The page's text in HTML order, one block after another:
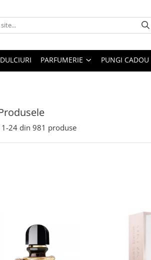
DULCIURI PARFUMERIE PUNGI CADOU
1-24 din 981 produse